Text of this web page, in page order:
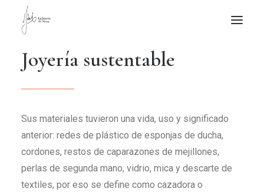
NOTICIAS DE JOYERÍA CONTEMPORÁNEA
APUNTES
QUIÉN SOY
Joyería sustentable
Sus materiales tuvieron una vida, uso y significado
anterior: redes de plástico de esponjas de ducha,
cordones, restos de caparazones de mejillones,
perlas de segunda mano, vidrio, mica y descarte de
textiles, por eso se define como cazadora o